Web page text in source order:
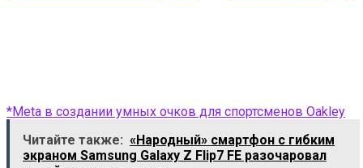
*Meta в создании умных очков для спортсменов Oakley
Читайте также: «Народный» смартфон с гибким
экраном Samsung Galaxy Z Flip7 FE разочаровал